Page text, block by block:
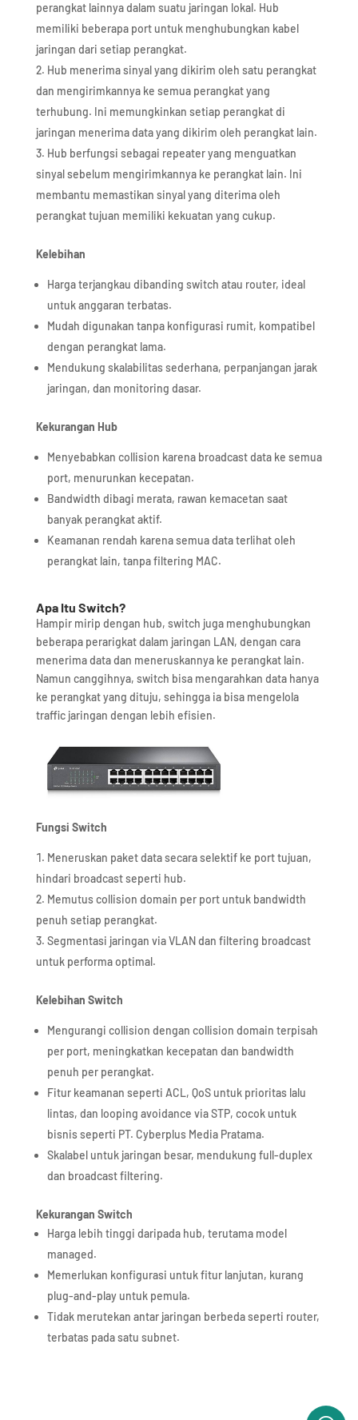
perangkat lainnya dalam suatu jaringan lokal. Hub
memiliki beberapa port untuk menghubungkan kabel
jaringan dari setiap perangkat.
Hub menerima sinyal yang dikirim oleh satu perangkat
dan mengirimkannya ke semua perangkat yang
terhubung. Ini memungkinkan setiap perangkat di
jaringan menerima data yang dikirim oleh perangkat lain.
Hub berfungsi sebagai repeater yang menguatkan
sinyal sebelum mengirimkannya ke perangkat lain. Ini
membantu memastikan sinyal yang diterima oleh
perangkat tujuan memiliki kekuatan yang cukup.
Kelebihan
Harga terjangkau dibanding switch atau router, ideal
untuk anggaran terbatas.​
Mudah digunakan tanpa konfigurasi rumit, kompatibel
dengan perangkat lama.​
Mendukung skalabilitas sederhana, perpanjangan jarak
jaringan, dan monitoring dasar.​
Kekurangan Hub
Menyebabkan collision karena broadcast data ke semua
port, menurunkan kecepatan.​
Bandwidth dibagi merata, rawan kemacetan saat
banyak perangkat aktif.​
Keamanan rendah karena semua data terlihat oleh
perangkat lain, tanpa filtering MAC.​
Apa Itu Switch?
Hampir mirip dengan hub, switch juga menghubungkan
beberapa perarigkat dalam jaringan LAN, dengan cara
menerima data dan meneruskannya ke perangkat lain.
Namun canggihnya, switch bisa mengarahkan data hanya
ke perangkat yang dituju, sehingga ia bisa mengelola
traffic jaringan dengan lebih efisien.
Fungsi Switch
Meneruskan paket data secara selektif ke port tujuan,
hindari broadcast seperti hub.
Memutus collision domain per port untuk bandwidth
penuh setiap perangkat.
Segmentasi jaringan via VLAN dan filtering broadcast
untuk performa optimal.
Kelebihan Switch
Mengurangi collision dengan collision domain terpisah
per port, meningkatkan kecepatan dan bandwidth
penuh per perangkat.​
Fitur keamanan seperti ACL, QoS untuk prioritas lalu
lintas, dan looping avoidance via STP, cocok untuk
bisnis seperti PT. Cyberplus Media Pratama.​
Skalabel untuk jaringan besar, mendukung full-duplex
dan broadcast filtering.​
Kekurangan Switch
Harga lebih tinggi daripada hub, terutama model
managed.​
Memerlukan konfigurasi untuk fitur lanjutan, kurang
plug-and-play untuk pemula.​
Tidak merutekan antar jaringan berbeda seperti router,
terbatas pada satu subnet.​